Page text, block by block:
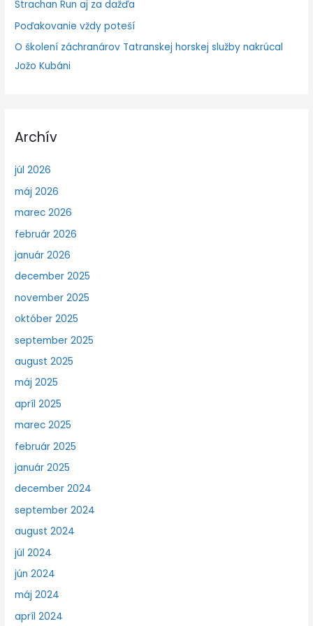
Strachan Run aj za dažďa
Poďakovanie vždy poteší
O školení záchranárov Tatranskej horskej služby nakrúcal
Jožo Kubáni
Archív
júl 2026
máj 2026
marec 2026
február 2026
január 2026
december 2025
november 2025
október 2025
september 2025
august 2025
máj 2025
apríl 2025
marec 2025
február 2025
január 2025
december 2024
september 2024
august 2024
júl 2024
jún 2024
máj 2024
apríl 2024